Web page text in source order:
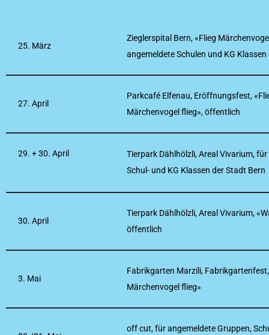
25. März
Zieglerspital Bern, «Flieg
angemeldete Schulen und KG Klassen
27. April
Parkcafé Elfenau, Eröffnungsfest,
Märchenvogel flieg», öffentlich
29. + 30. April
Tierpark Dählhölzli, Areal Vivarium,
Schul- und KG Klassen der Stadt Bern
30. April
Tierpark Dählhölzli, Areal Vivarium,
öffentlich
3. Mai
Fabrikgarten Marzili,
Märchenvogel flieg»
off cut, für angemeldete Gruppen,